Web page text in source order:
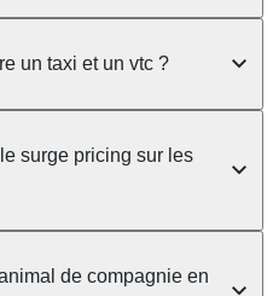
jusqu'à 3 bagages
le champ "Message
Le prix n'est
bagages.
un taxi et un vtc ?
dans la rue, à une
un tarif au
fixe annoncé à
facilement votre
surge pricing sur les
et suit un barème
de compagnie en